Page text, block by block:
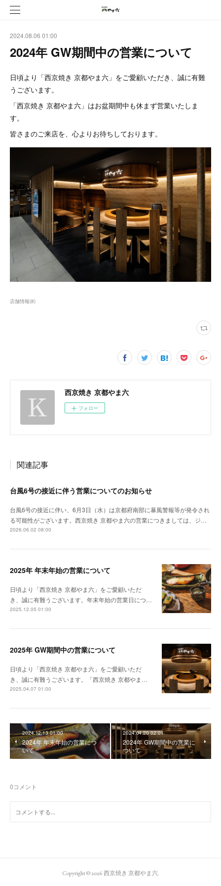
2024.08.06 01:00
2024年 GW期間中の営業について
日頃より「西京焼き 京都やま六」をご愛顧いただき、誠に有難
うございます。
「西京焼き 京都やま六」はお盆期間中も休まず営業いたしま
す。
皆さまのご来店を、心よりお待ちしております。
店舗情報(8)
西京焼き 京都やま六
フォロー
関連記事
台風6号の接近に伴う営業についてのお知らせ
台風6号の接近に伴い、6月3日（水）は京都府南部に暴風警報等が発令され
る可能性がございます。西京焼き 京都やま六の営業につきましては、ジ…
2026.06.02 08:00
2025年 年末年始の営業について
日頃より「西京焼き 京都やま六」をご愛顧いただ
き、誠に有難うございます。年末年始の営業日につ…
2025.12.05 01:00
2025年 GW期間中の営業について
日頃より「西京焼き 京都やま六」をご愛顧いただ
き、誠に有難うございます。「西京焼き 京都やま…
2025.04.07 01:00
2024.12.13 01:00
2024年 年末年始の営業につ
いて
2024.04.20 02:01
2024年 GW期間中の営業に
ついて
0コメント
Copyright ©2026西京焼き 京都やま六.